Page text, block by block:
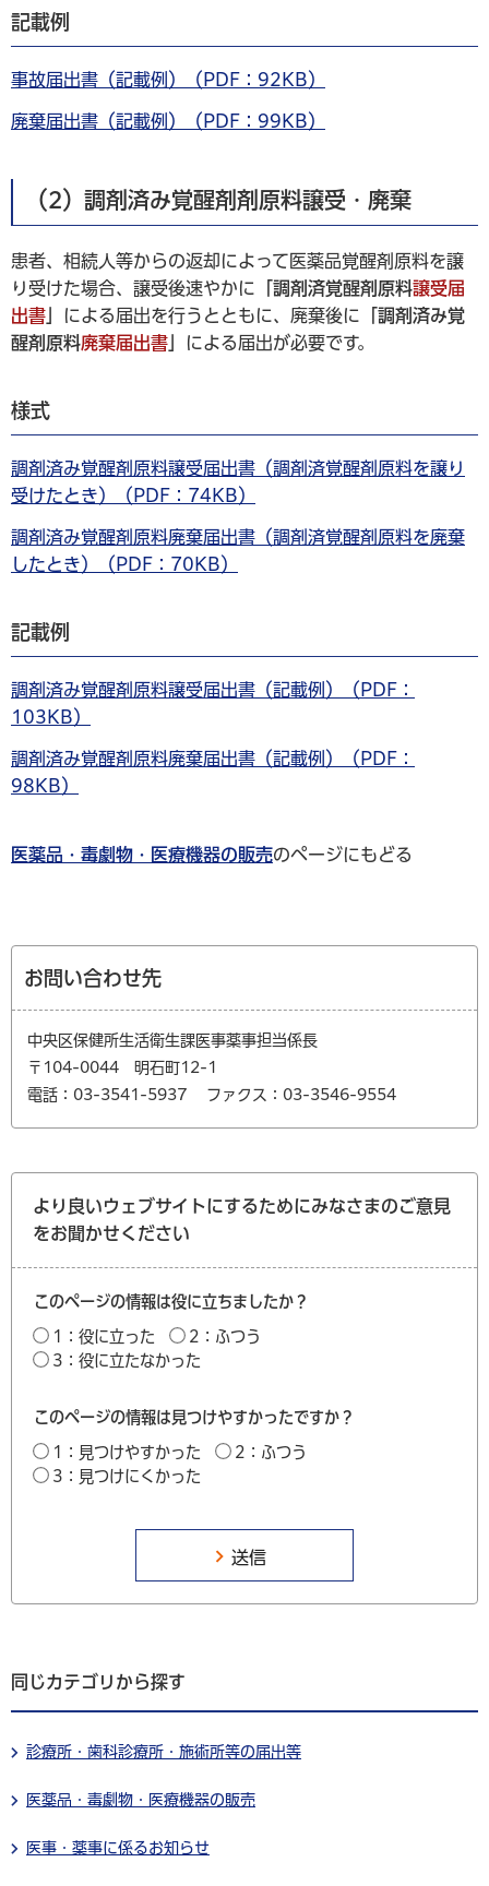
記載例
事故届出書（記載例）（PDF：92KB）
廃棄届出書（記載例）（PDF：99KB）
（2）調剤済み覚醒剤剤原料譲受・廃棄
患者、相続人等からの返却によって医薬品覚醒剤原料を譲
り受けた場合、譲受後速やかに
「調剤済覚醒剤原料譲受届
出書
による届出を行うとともに、廃棄後に
「調剤済み覚
醒剤原料廃棄届出書 による届出が必要です。
様式
調剤済み覚醒剤原料譲受届出書（調剤済覚醒剤原料を譲り
受けたとき）（PDF：74KB）
調剤済み覚醒剤原料廃棄届出書（調剤済覚醒剤原料を廃棄
したとき）（PDF：70KB）
記載例
調剤済み覚醒剤原料譲受届出書（記載例）（PDF：
103KB）
調剤済み覚醒剤原料廃棄届出書（記載例）（PDF：
98KB）
医薬品・毒劇物・医療機器の販売のページにもどる
お問い合わせ先
中央区保健所生活衛生課医事薬事担当係長
〒104-0044 明石町12-1
電話：03-3541-5937
ファクス：03-3546-9554
より良いウェブサイトにするためにみなさまのご意見
をお聞かせください
このページの情報は役に立ちましたか？
1：役に立った
2：ふつう
3：役に立たなかった
このページの情報は見つけやすかったですか？
1：見つけやすかった
2：ふつう
3：見つけにくかった
同じカテゴリから探す
診療所・歯科診療所・施術所等の届出等
医薬品・毒劇物・医療機器の販売
医事・薬事に係るお知らせ